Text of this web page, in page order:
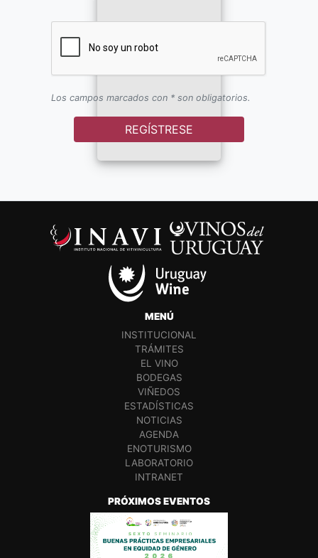
Los campos marcados con * son obligatorios.
REGÍSTRESE
MENÚ
INSTITUCIONAL
TRÁMITES
EL VINO
BODEGAS
VIÑEDOS
ESTADÍSTICAS
NOTICIAS
AGENDA
ENOTURISMO
LABORATORIO
INTRANET
PRÓXIMOS EVENTOS